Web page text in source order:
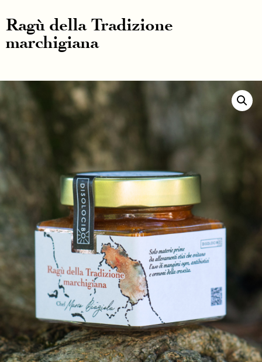
Ragù della Tradizione
marchigiana